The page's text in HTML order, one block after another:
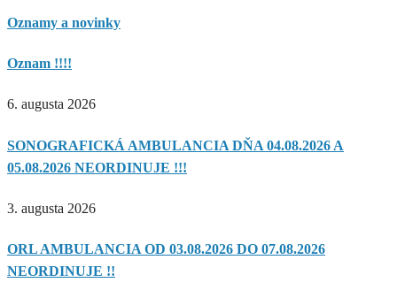
Oznamy a novinky
Oznam !!!!
6. augusta 2026
SONOGRAFICKÁ AMBULANCIA DŇA 04.08.2026 A
05.08.2026 NEORDINUJE !!!
3. augusta 2026
ORL AMBULANCIA OD 03.08.2026 DO 07.08.2026
NEORDINUJE !!